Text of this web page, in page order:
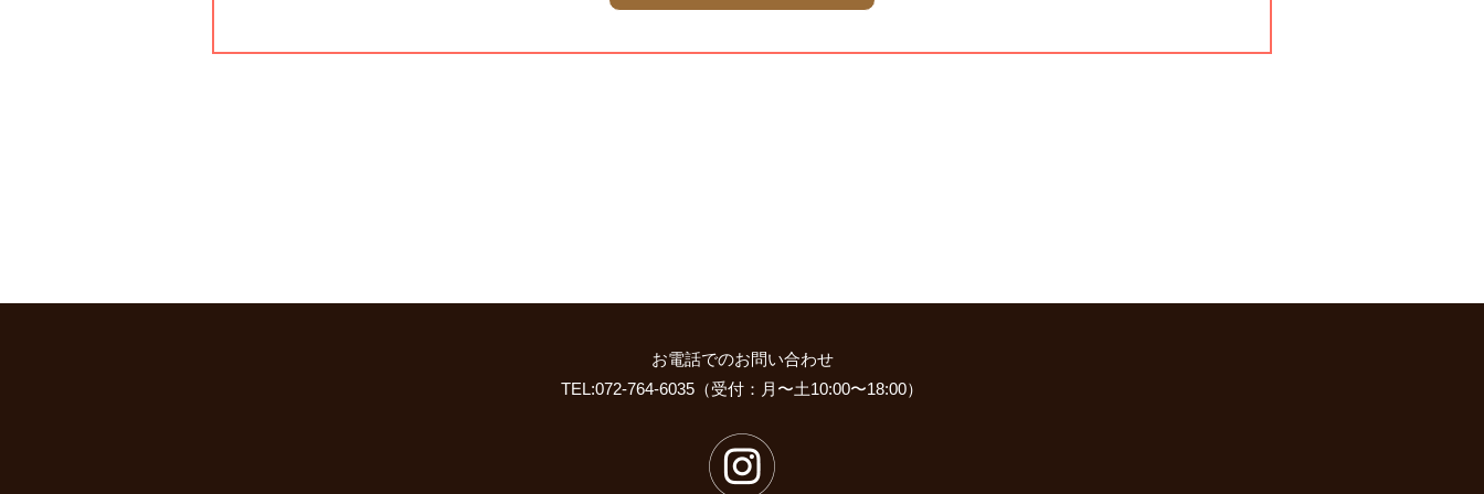
お電話でのお問い合わせ
TEL:072-764-6035（受付：月〜土10:00〜18:00）